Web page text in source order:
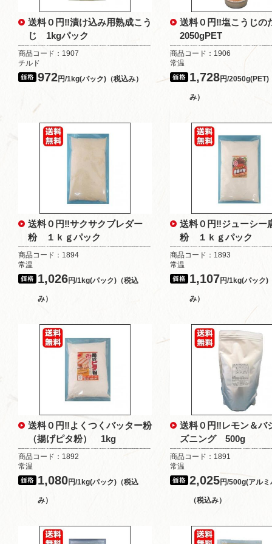
送料０円‼漬け込み用熟成こう
じ 1kgパック
商品コード：1907
チルド
972円/1kg(パック)（税込み）
送料０円‼塩こうじ
2050gPET
商品コード：1906
常温
1,728円/2050g(PET)
み）
送料０円‼サクサクブレダー
粉 １ｋｇパック
商品コード：1894
常温
1,026円/1kg(パック)（税込
み）
送料０円‼ジューシー
粉 １ｋｇパック
商品コード：1893
常温
1,107円/1kg(パック)
み）
送料０円‼よくつくバッター粉
（揚げピタ粉） 1kg
商品コード：1892
常温
1,080円/1kg(パック)（税込
み）
送料０円‼レモン＆バ
ズニング 500g
商品コード：1891
常温
2,025円/500g(アル
（税込み）